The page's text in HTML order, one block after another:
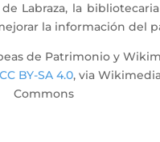
Labraza, la
la información del
CC BY-SA 4.0, via
Commons